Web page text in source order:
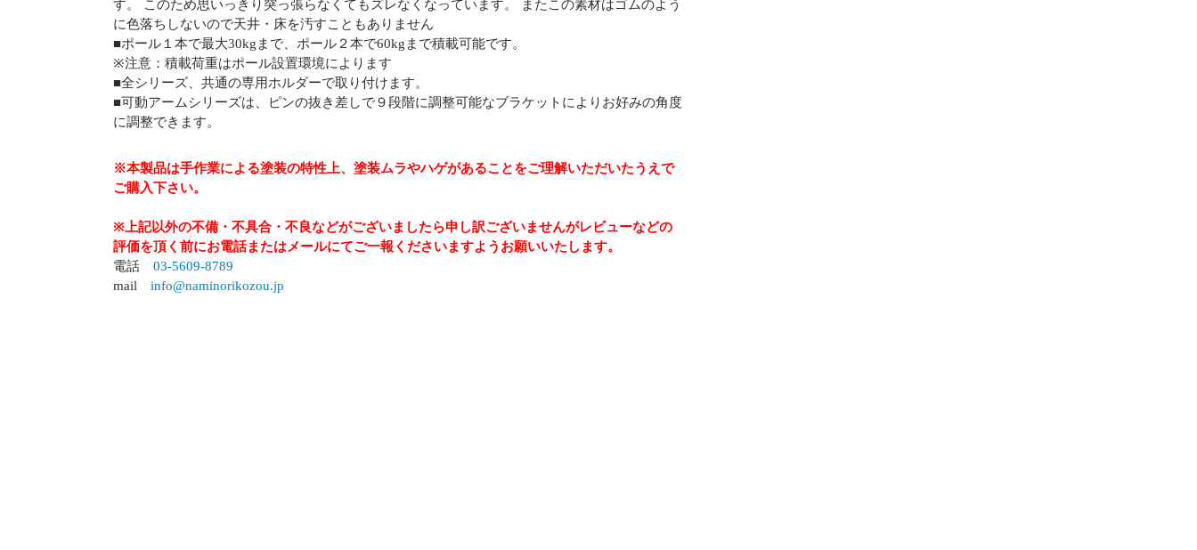
す。 このため思いっきり突っ張らなくてもズレなくなっています。 またこの素材はゴムのよう
に色落ちしないので天井・床を汚すこともありません
■ポール１本で最大30kgまで、ポール２本で60kgまで積載可能です。
※注意：積載荷重はポール設置環境によります
■全シリーズ、共通の専用ホルダーで取り付けます。
■可動アームシリーズは、ピンの抜き差しで９段階に調整可能なブラケットによりお好みの角度
に調整できます。
※本製品は手作業による塗装の特性上、塗装ムラやハゲがあることをご理解いただいたうえで
ご購入下さい。
※上記以外の不備・不具合・不良などがございましたら申し訳ございませんがレビューなどの
評価を頂く前にお電話またはメールにてご一報くださいますようお願いいたします。
電話 03-5609-8789
mail info@naminorikozou.jp